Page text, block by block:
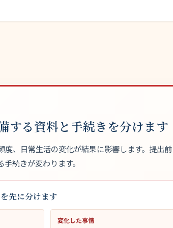
する資料と手続きを分けます
、日常生活の変化が結果に影響します。提出
続きが変わります。
先に分けます
変化した事情